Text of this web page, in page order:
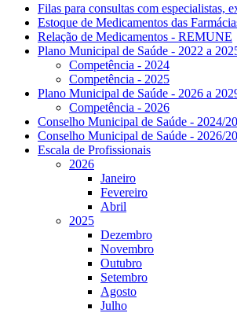
Filas para consultas com especialistas,
Estoque de Medicamentos das
Relação de Medicamentos - REMUNE
Plano Municipal de Saúde - 2022 a
Competência - 2024
Competência - 2025
Plano Municipal de Saúde - 2026 a
Competência - 2026
Conselho Municipal de Saúde - 2024/
Conselho Municipal de Saúde - 2026/
Escala de Profissionais
2026
Janeiro
Fevereiro
Abril
2025
Dezembro
Novembro
Outubro
Setembro
Agosto
Julho